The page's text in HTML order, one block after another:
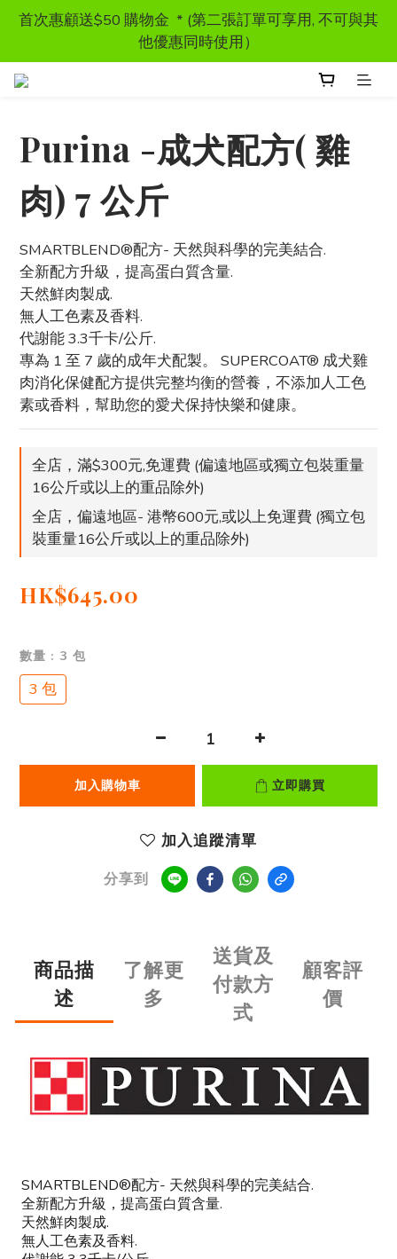
首次惠顧送$50 購物金  * (第二張訂單可享用, 不可與其
他優惠同時使用）
首次惠顧送$50 購物金  * (第二張訂單可享用, 不可與其
他優惠同時使用）
訂單滿HKD300 以上可享香港免運費
首次惠顧送$50 購物金  * (第二張訂單可享用, 不可與其
Purina -成犬配方( 雞
肉) 7 公斤
SMARTBLEND®配方- 天然與科學的完美結合.
全新配方升級，提高蛋白質含量.
天然鮮肉製成.
無人工色素及香料.
代謝能 3.3千卡/公斤.
專為 1 至 7 歲的成年犬配製。 SUPERCOAT® 成犬雞
肉消化保健配方提供完整均衡的營養，不添加人工色
素或香料，幫助您的愛犬保持快樂和健康。
全店，滿$300元,免運費 (偏遠地區或獨立包裝重量
16公斤或以上的重品除外)
全店，偏遠地區- 港幣600元,或以上免運費 (獨立包
裝重量16公斤或以上的重品除外)
HK$645.00
數量 : 3 包
3 包
加入購物車 立即購買
加入追蹤清單
分享到
商品描
述
了解更
多
送貨及
付款方
式
顧客評
價
SMARTBLEND®配方- 天然與科學的完美結合.
全新配方升級，提高蛋白質含量.
天然鮮肉製成.
無人工色素及香料.